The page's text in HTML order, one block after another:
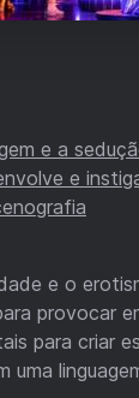
e a
e
e o
provocar
para criar